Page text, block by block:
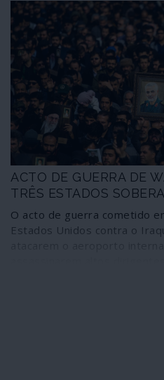
condene o ataque norte-
internacional da capital e
assistência de uma coligação
por Estados Unidos e outros
o combate contra o Isis ou
aconteceu foi um
aceitar isso”, resumiu o
Mahdi como razão de fundo
estrangeiras.
ACTO DE GUERRA DE
TRÊS ESTADOS
O acto de guerra cometido
Estados Unidos contra o